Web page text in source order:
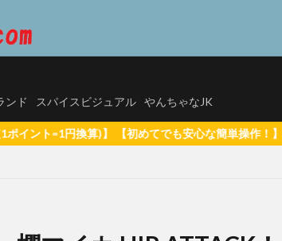
ンド スパイスビジュアル やんちゃなJK
安心な簡単操作！】 初めての方へ 【全品無料サンプ
タックソフト M.B.D.メディアランド スパイスビジュアル やん
里山さえこ 羽稲澪 シースルーラブ 羽稲澪